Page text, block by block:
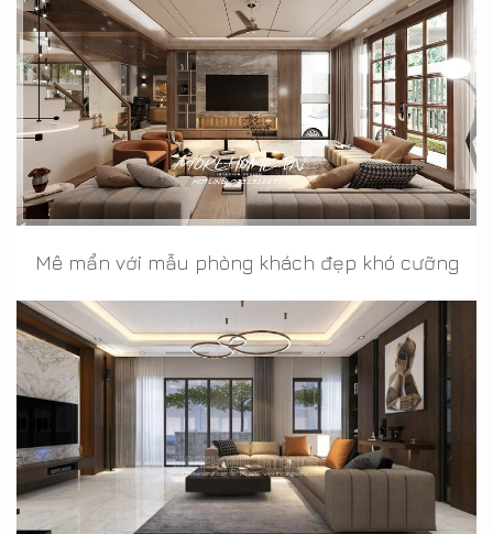
Mê mẩn với mẫu phòng khách đẹp khó cưỡng